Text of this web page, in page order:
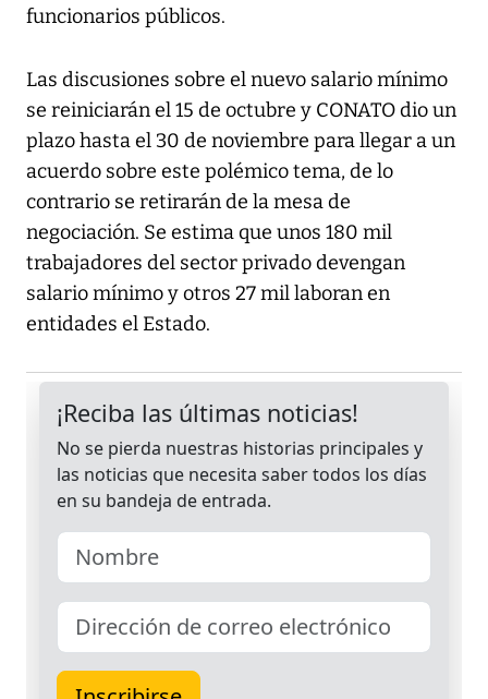
funcionarios públicos.
Las discusiones sobre el nuevo salario mínimo
se reiniciarán el 15 de octubre y CONATO dio un
plazo hasta el 30 de noviembre para llegar a un
acuerdo sobre este polémico tema, de lo
contrario se retirarán de la mesa de
negociación. Se estima que unos 180 mil
trabajadores del sector privado devengan
salario mínimo y otros 27 mil laboran en
entidades el Estado.